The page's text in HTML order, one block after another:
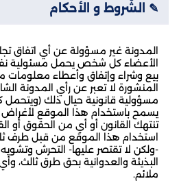
✎ الشّروط و الأحكام
المدونة غير مسؤولة عن أي اتفاق
الأعضاء كل شخص يحمل مسئولية
بيع وشراء وإتفاق وأعطاء معلومات
المنشورة لا تعبر عن رأي المدونة
مسؤولية قانونية حيال ذلك (ويتحمل
يسمح باستخدام هذا الموقع
تنتهك القانون أو أي من الحقوق أو
استخدام هذا الموقع من قبل طرف
-ولكن لا تقتصر عليها- التحرش
البذيئة والعدوانية بحق طرق ثالث،
ملائم.